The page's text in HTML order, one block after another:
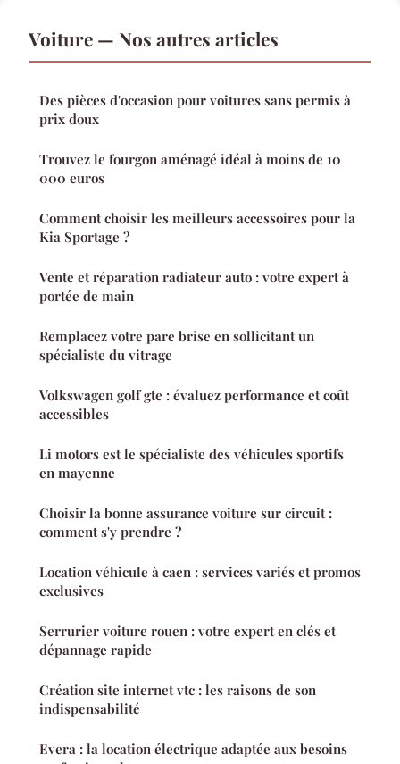
Voiture — Nos autres articles
Des pièces d'occasion pour voitures sans permis à
prix doux
Trouvez le fourgon aménagé idéal à moins de 10
000 euros
Comment choisir les meilleurs accessoires pour la
Kia Sportage ?
Vente et réparation radiateur auto : votre expert à
portée de main
Remplacez votre pare brise en sollicitant un
spécialiste du vitrage
Volkswagen golf gte : évaluez performance et coût
accessibles
Li motors est le spécialiste des véhicules sportifs
en mayenne
Choisir la bonne assurance voiture sur circuit :
comment s'y prendre ?
Location véhicule à caen : services variés et promos
exclusives
Serrurier voiture rouen : votre expert en clés et
dépannage rapide
Création site internet vtc : les raisons de son
indispensabilité
Evera : la location électrique adaptée aux besoins